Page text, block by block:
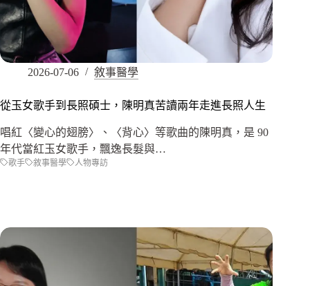
2026-07-06 敘事醫學
從玉女歌手到長照碩士，陳明真苦讀兩年走進長照人生
唱紅〈變心的翅膀〉、〈背心〉等歌曲的陳明真，是 90
年代當紅玉女歌手，飄逸長髮與…
歌手 敘事醫學 人物專訪